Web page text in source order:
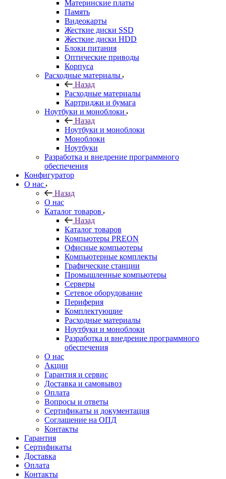
Материнские платы
Память
Видеокарты
Жесткие диски SSD
Жесткие диски HDD
Блоки питания
Оптические приводы
Корпуса
Расходные материалы
Назад
Расходные материалы
Картриджи и бумага
Ноутбуки и моноблоки
Назад
Ноутбуки и моноблоки
Моноблоки
Ноутбуки
Разработка и внедрение программного
обеспечения
Конфигуратор
О нас
Назад
О нас
Каталог товаров
Назад
Каталог товаров
Компьютеры PREON
Офисные компьютеры
Компьютерные комплекты
Графические станции
Промышленные компьютеры
Серверы
Сетевое оборудование
Периферия
Комплектующие
Расходные материалы
Ноутбуки и моноблоки
Разработка и внедрение программного
обеспечения
О нас
Акции
Гарантия и сервис
Доставка и самовывоз
Оплата
Вопросы и ответы
Сертификаты и документация
Соглашение на ОПД
Контакты
Гарантия
Сертификаты
Доставка
Оплата
Контакты